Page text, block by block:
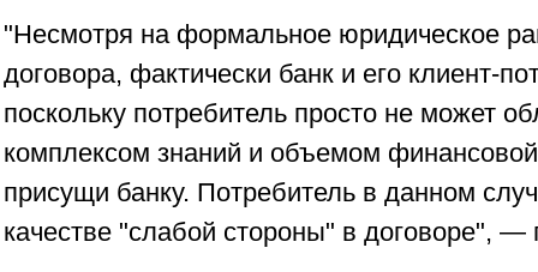
"Несмотря на формальное юридическое
договора, фактически банк и его клиент-
поскольку потребитель просто не может
комплексом знаний и объемом
присущи банку. Потребитель в данном
качестве "слабой стороны" в договоре", —